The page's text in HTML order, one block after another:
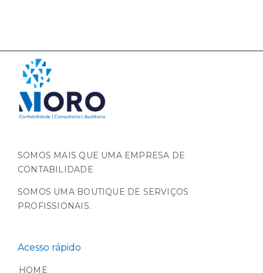
SOMOS MAIS QUE UMA EMPRESA DE
CONTABILIDADE
SOMOS UMA BOUTIQUE DE SERVIÇOS
PROFISSIONAIS.
Acesso rápido
HOME